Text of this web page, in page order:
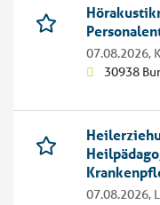
07.08.2026,
30938
07.08.2026,